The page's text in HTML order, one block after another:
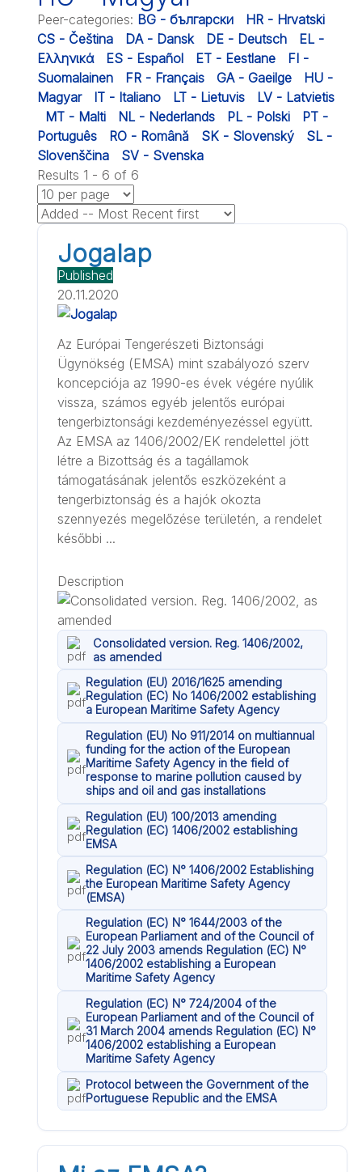
Peer-categories: BG - български
HR - Hrvatski
CS - Čeština
DA - Dansk DE - Deutsch
EL -
Ελληνικά
ES - Español ET - Eestlane
FI -
Suomalainen
FR - Français GA - Gaeilge
HU -
Magyar
IT - Italiano LT - Lietuvis
LV - Latvietis
MT - Malti
NL - Nederlands PL - Polski
PT -
Português
RO - Română SK - Slovenský
SL -
Slovenščina
SV - Svenska
Results 1 - 6 of 6
Jogalap
Published
20.11.2020
Az Európai Tengerészeti Biztonsági
Ügynökség (EMSA) mint szabályozó szerv
koncepciója az 1990-es évek végére nyúlik
vissza, számos egyéb jelentős európai
tengerbiztonsági kezdeményezéssel együtt.
Az EMSA az 1406/2002/EK rendelettel jött
létre a Bizottság és a tagállamok
támogatásának jelentős eszközeként a
tengerbiztonság és a hajók okozta
szennyezés megelőzése területén, a rendelet
későbbi ...
Description
Consolidated version. Reg. 1406/2002,
as amended
Regulation (EU) 2016/1625 amending
Regulation (EC) No 1406/2002 establishing
a European Maritime Safety Agency
Regulation (EU) No 911/2014 on multiannual
funding for the action of the European
Maritime Safety Agency in the field of
response to marine pollution caused by
ships and oil and gas installations
Regulation (EU) 100/2013 amending
Regulation (EC) 1406/2002 establishing
EMSA
Regulation (EC) N° 1406/2002 Establishing
the European Maritime Safety Agency
(EMSA)
Regulation (EC) N° 1644/2003 of the
European Parliament and of the Council of
22 July 2003 amends Regulation (EC) N°
1406/2002 establishing a European
Maritime Safety Agency
Regulation (EC) N° 724/2004 of the
European Parliament and of the Council of
31 March 2004 amends Regulation (EC) N°
1406/2002 establishing a European
Maritime Safety Agency
Protocol between the Government of the
Portuguese Republic and the EMSA